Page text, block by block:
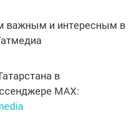
важным и интересным в
в
MАХ: